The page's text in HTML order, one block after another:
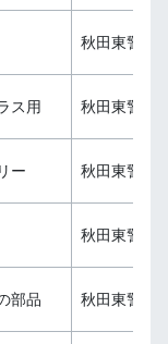
秋田東警察
ス用 秋田東警察
ー 秋田東警察
秋田東警察
部品 秋田東警察